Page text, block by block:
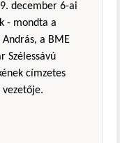
december 6-ai
- mondta a
a BME
Szélessávú
címzetes